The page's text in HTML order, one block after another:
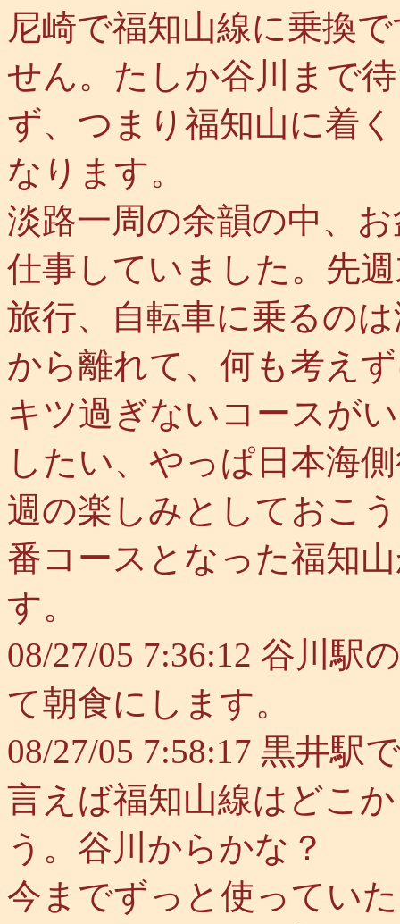
尼崎で福知山線に乗換
せん。たしか谷川まで
ず、つまり福知山に着
なります。
淡路一周の余韻の中、
仕事していました。先
旅行、自転車に乗るの
から離れて、何も考え
キツ過ぎないコースが
したい、やっぱ日本海
週の楽しみとしておこ
番コースとなった福知
す。
08/27/05 7:36:12 谷川駅
て朝食にします。
08/27/05 7:58:17 黒井駅
言えば福知山線はどこ
う。谷川からかな？
今までずっと使ってい